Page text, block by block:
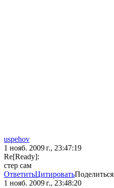
uspehov
1 нояб. 2009 г., 23:47:19
Re[Ready]:
стер сам
ОтветитьЦитироватьПоделиться
1 нояб. 2009 г., 23:48:20